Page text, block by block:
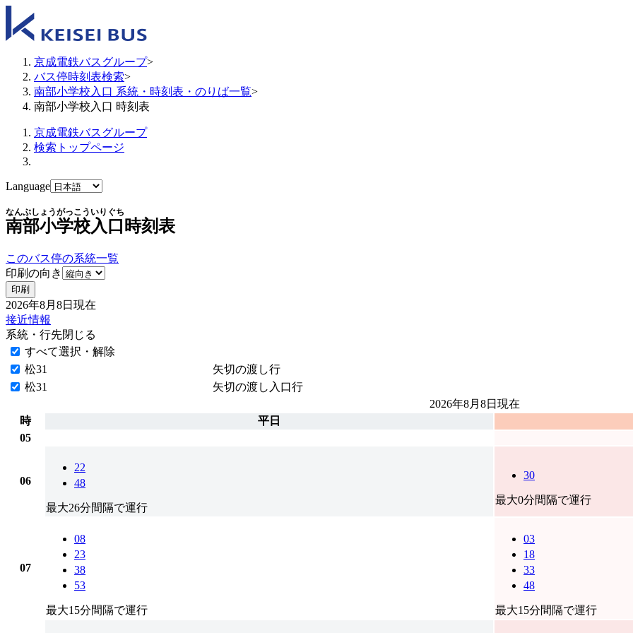
京成電鉄バスグループ>
バス停時刻表検索>
南部小学校入口 系統・時刻表・のりば一覧>
南部小学校入口 時刻表
京成電鉄バスグループ
検索トップページ
Language
南部小学校入口
なんぶしょうがっこういりぐち
時刻表
このバス停の系統一覧
印刷の向き
印刷
2026年8月8日 現在
接近情報
系統・行先閉じる
すべて選択・解除
松31
矢切の渡し行
松31
矢切の渡し入口行
2026年8月8日 現在
時
平日
05
06
22
48
最大26分間隔で運行
30
最大0分間隔で運行
07
08
23
38
53
最大15分間隔で運行
03
18
33
48
最大15分間隔で運行